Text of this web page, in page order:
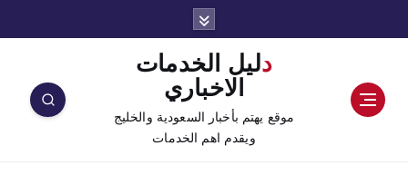
دليل الخدمات
الاخباري
موقع يهتم بأخبار السعودية والخليج
ويقدم اهم الخدمات